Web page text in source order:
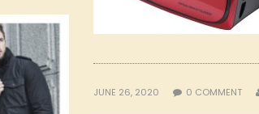
JUNE 26, 2020 0 COMMENT